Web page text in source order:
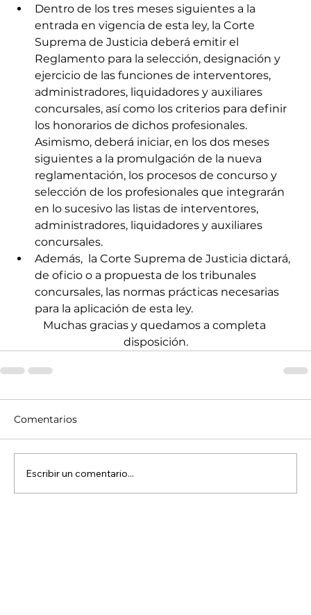
Dentro de los tres meses siguientes a la
entrada en vigencia de esta ley, la Corte
Suprema de Justicia deberá emitir el
Reglamento para la selección, designación y
ejercicio de las funciones de interventores,
administradores, liquidadores y auxiliares
concursales, así como los criterios para definir
los honorarios de dichos profesionales.
Asimismo, deberá iniciar, en los dos meses
siguientes a la promulgación de la nueva
reglamentación, los procesos de concurso y
selección de los profesionales que integrarán
en lo sucesivo las listas de interventores,
administradores, liquidadores y auxiliares
concursales.
Además,  la Corte Suprema de Justicia dictará,
de oficio o a propuesta de los tribunales
concursales, las normas prácticas necesarias
para la aplicación de esta ley.
Muchas gracias y quedamos a completa
disposición.
Comentarios
Escribir un comentario...